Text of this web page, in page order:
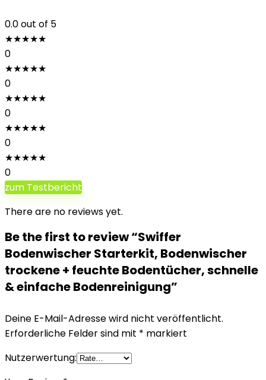
0.0out of 5
★★★★★
0
★★★★★
0
★★★★★
0
★★★★★
0
★★★★★
0
zum Testbericht
There are no reviews yet.
Be the first to review “Swiffer
Bodenwischer Starterkit, Bodenwischer
trockene + feuchte Bodentücher, schnelle
& einfache Bodenreinigung”
Deine E-Mail-Adresse wird nicht veröffentlicht.
Erforderliche Felder sind mit * markiert
Nutzerwertung: